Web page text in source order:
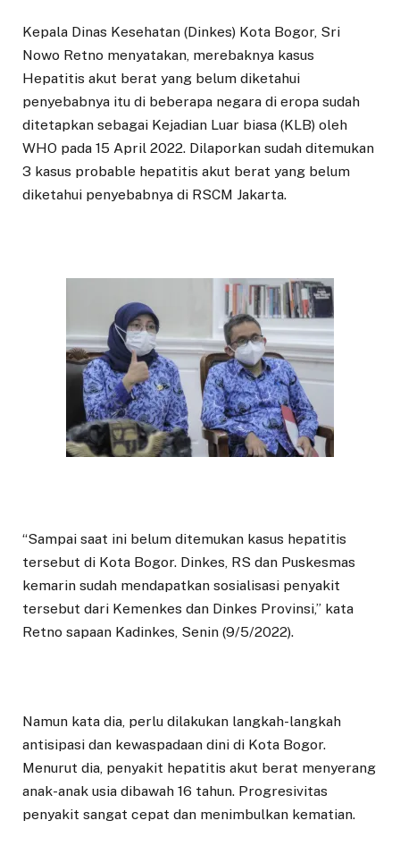
Kepala Dinas Kesehatan (Dinkes) Kota Bogor, Sri
Nowo Retno menyatakan, merebaknya kasus
Hepatitis akut berat yang belum diketahui
penyebabnya itu di beberapa negara di eropa sudah
ditetapkan sebagai Kejadian Luar biasa (KLB) oleh
WHO pada 15 April 2022. Dilaporkan sudah ditemukan
3 kasus probable hepatitis akut berat yang belum
diketahui penyebabnya di RSCM Jakarta.
“Sampai saat ini belum ditemukan kasus hepatitis
tersebut di Kota Bogor. Dinkes, RS dan Puskesmas
kemarin sudah mendapatkan sosialisasi penyakit
tersebut dari Kemenkes dan Dinkes Provinsi,” kata
Retno sapaan Kadinkes, Senin (9/5/2022).
Namun kata dia, perlu dilakukan langkah-langkah
antisipasi dan kewaspadaan dini di Kota Bogor.
Menurut dia, penyakit hepatitis akut berat menyerang
anak-anak usia dibawah 16 tahun. Progresivitas
penyakit sangat cepat dan menimbulkan kematian.